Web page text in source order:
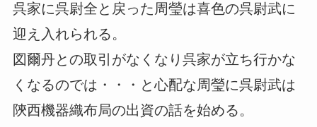
呉家に呉尉全と戻った周瑩は喜色の呉尉武に
迎え入れられる。
図爾丹との取引がなくなり呉家が立ち行かな
くなるのでは・・・と心配な周瑩に呉尉武は
陝西機器織布局の出資の話を始める。